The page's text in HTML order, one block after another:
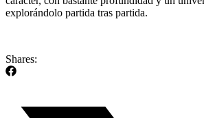
explorándolo partida tras partida.
Shares: